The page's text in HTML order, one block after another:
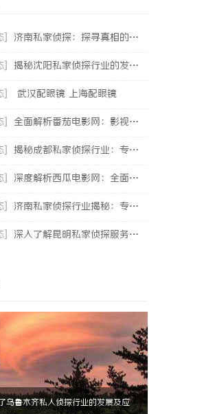
济南私家侦探：探寻真相的隐秘守护者
揭秘沈阳私家侦探行业的发展与应用：专业侦探服务的全方位解析
武汉配眼镜 上海配眼镜
全面解析番茄电影网：影视爱好者的最佳资源站
揭秘成都私家侦探行业：专业服务助力城市安宁
深度解析西瓜电影网：全面体验影视娱乐新天地
济南私家侦探行业揭秘：专业服务与案件解析全方位指南
深入了解昆明私家侦探服务的重要性与选择指南
乌鲁木齐私人侦探行业的发展及应